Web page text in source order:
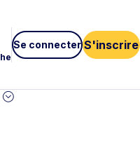
Se connecter S'inscrire